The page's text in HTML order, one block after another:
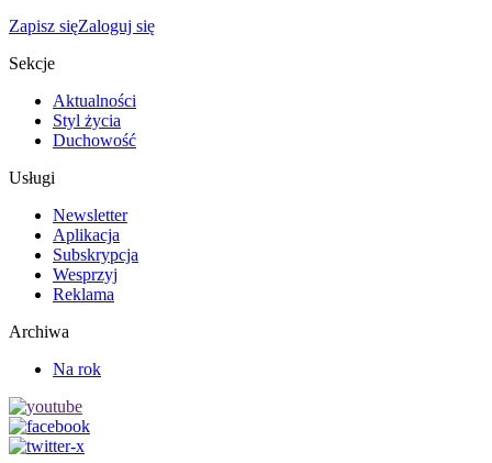
Zapisz sięZaloguj się
Sekcje
Aktualności
Styl życia
Duchowość
Usługi
Newsletter
Aplikacja
Subskrypcja
Wesprzyj
Reklama
Archiwa
Na rok